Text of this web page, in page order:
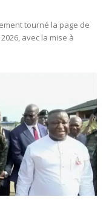
tourné la page de
avec la mise à